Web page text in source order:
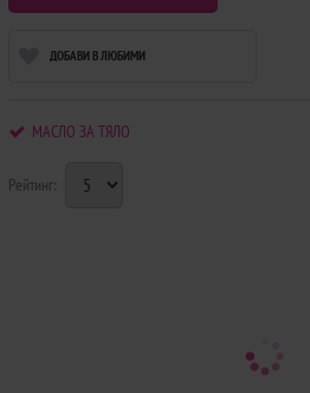
ДОБАВИ В ЛЮБИМИ
МАСЛО ЗА ТЯЛО
Рейтинг: